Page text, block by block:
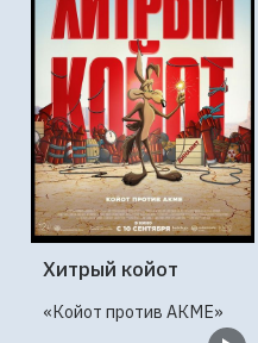
Хитрый койот
«Койот против АКМЕ»